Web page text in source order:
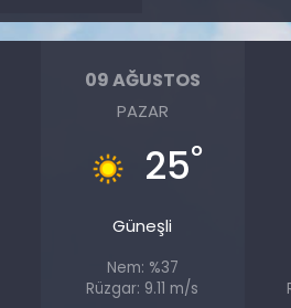
09 AĞUSTOS
PAZAR
25°
Güneşli
Nem: %37
Rüzgar: 9.11 m/s